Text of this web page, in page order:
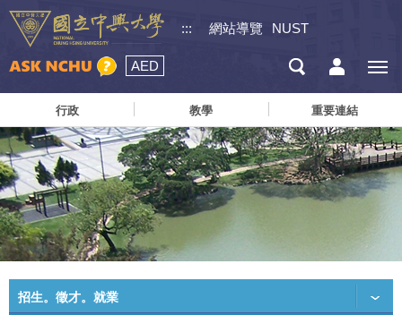
::: 網站導覽 NUST
AED
行政 教學 重要連結
招生。徵才。就業